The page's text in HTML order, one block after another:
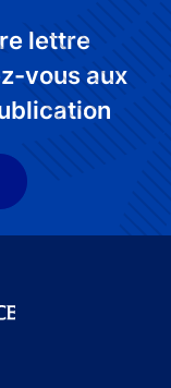
lettre
vous aux